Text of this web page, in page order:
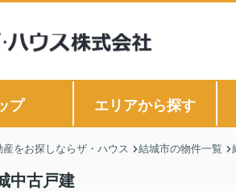
プ エリアから探す
をお探しならザ・ハウス 結城市の物件一覧
中古戸建